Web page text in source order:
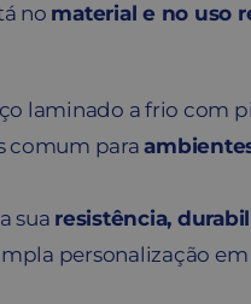
no material e no uso
laminado a frio com
comum para
sua resistência,
personalização em